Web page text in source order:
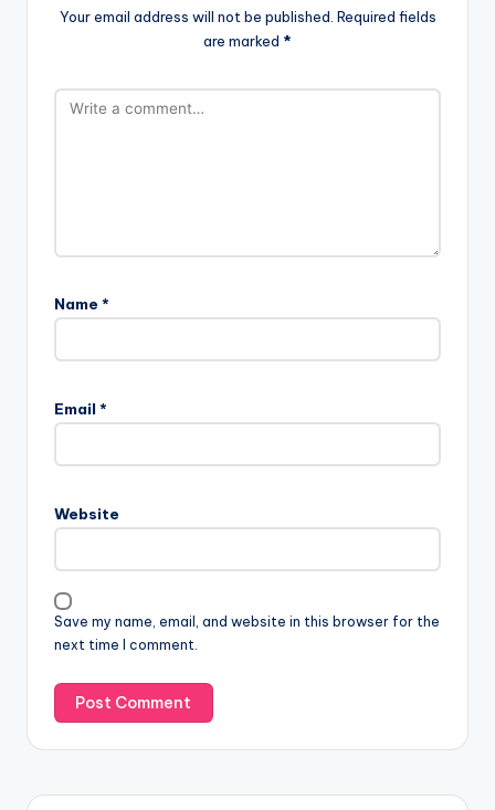
Your email address will not be published. Required fields
are marked *
Name *
Email *
Website
Save my name, email, and website in this browser for the
next time I comment.